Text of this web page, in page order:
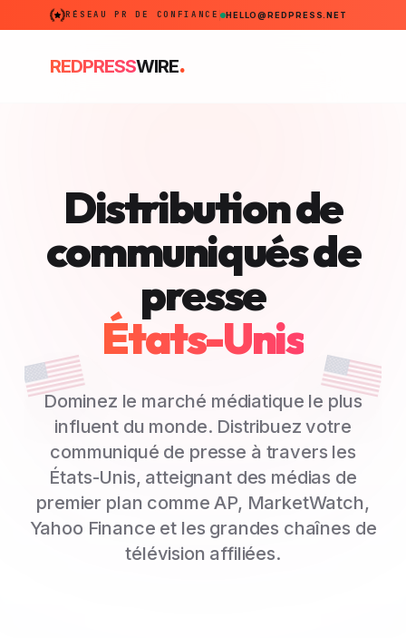
RÉSEAU PR DE CONFIANCE HELLO@REDPRESS.NET
REDPRESSWIRE.
Distribution de
communiqués de
presse
États-Unis
Dominez le marché médiatique le plus
influent du monde. Distribuez votre
communiqué de presse à travers les
États-Unis, atteignant des médias de
premier plan comme AP, MarketWatch,
Yahoo Finance et les grandes chaînes de
télévision affiliées.